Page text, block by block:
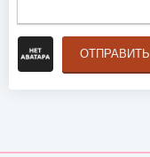
ОТПРАВИТЬ